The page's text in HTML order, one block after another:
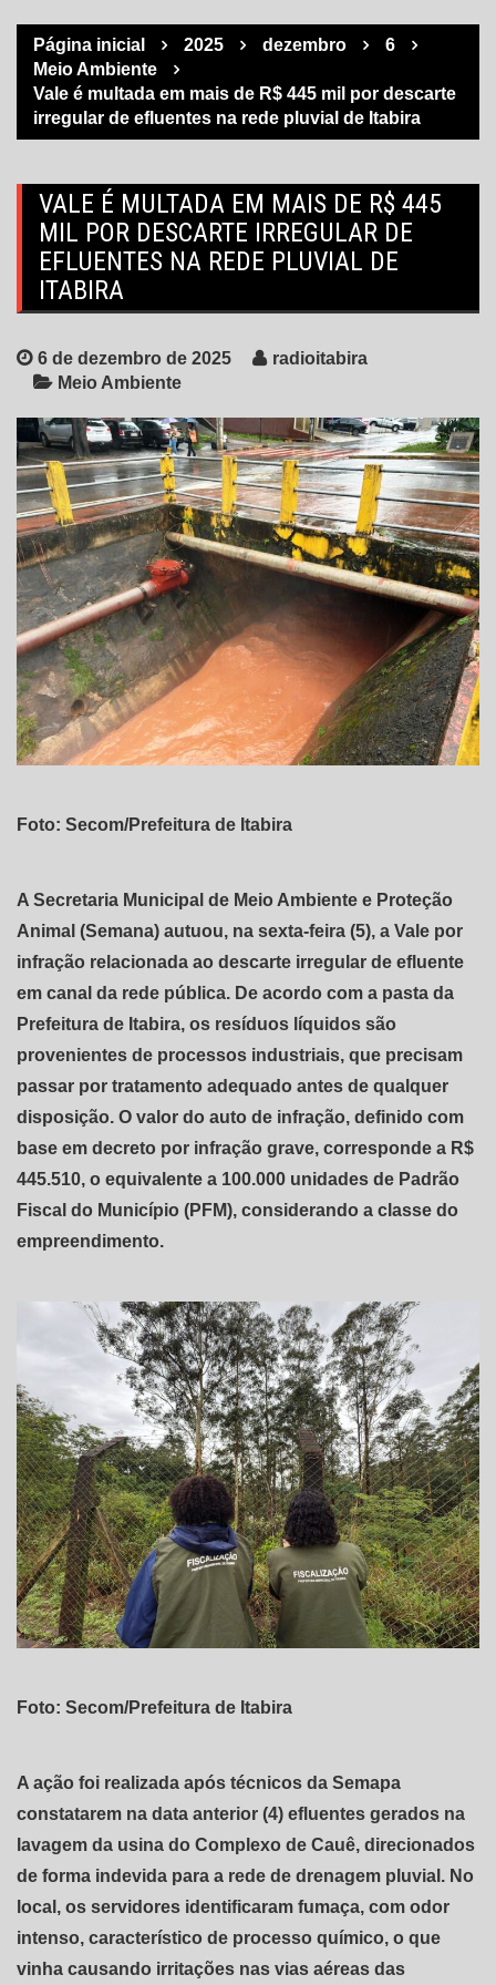
Página inicial 2025 dezembro
6
Meio Ambiente
Vale é multada em mais de R$ 445 mil por descarte
irregular de efluentes na rede pluvial de Itabira
VALE É MULTADA EM MAIS DE R$ 445
MIL POR DESCARTE IRREGULAR DE
EFLUENTES NA REDE PLUVIAL DE
ITABIRA
6 de dezembro de 2025
radioitabira
Meio Ambiente
Foto: Secom/Prefeitura de Itabira
A Secretaria Municipal de Meio Ambiente e Proteção
Animal (Semana) autuou, na sexta-feira (5), a Vale por
infração relacionada ao descarte irregular de efluente
em canal da rede pública. De acordo com a pasta da
Prefeitura de Itabira, os resíduos líquidos são
provenientes de processos industriais, que precisam
passar por tratamento adequado antes de qualquer
disposição. O valor do auto de infração, definido com
base em decreto por infração grave, corresponde a R$
445.510, o equivalente a 100.000 unidades de Padrão
Fiscal do Município (PFM), considerando a classe do
empreendimento.
Foto: Secom/Prefeitura de Itabira
A ação foi realizada após técnicos da Semapa
constatarem na data anterior (4) efluentes gerados na
lavagem da usina do Complexo de Cauê, direcionados
de forma indevida para a rede de drenagem pluvial. No
local, os servidores identificaram fumaça, com odor
intenso, característico de processo químico, o que
vinha causando irritações nas vias aéreas das